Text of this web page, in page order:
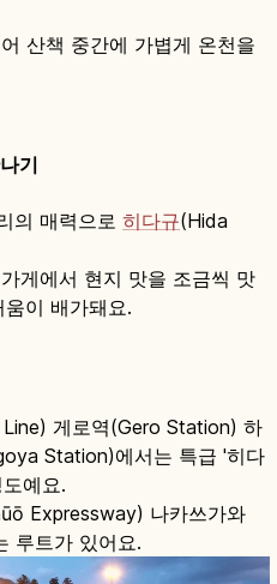
산책 중간에 가볍게 온천을
기
의 매력으로 히다규(Hida
게에서 현지 맛을 조금씩 맛
이 배가돼요.
게로역(Gero Station) 하
Station)에서는 특급 '히다
예요.
Expressway) 나카쓰가와
루트가 있어요.